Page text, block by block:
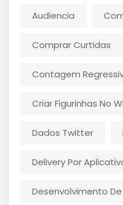
Audiencia
Comprar Curtidas
Contagem
Criar Figurinhas No
Dados Twitter
Delivery Por
Desenvolvimento